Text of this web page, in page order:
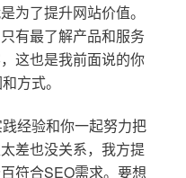
为了提升网站价值。
有最了解产品和服务
这也是我前面说的你
方式。
经验和你一起努力把
差也没关系，我方提
符合SEO需求。要想